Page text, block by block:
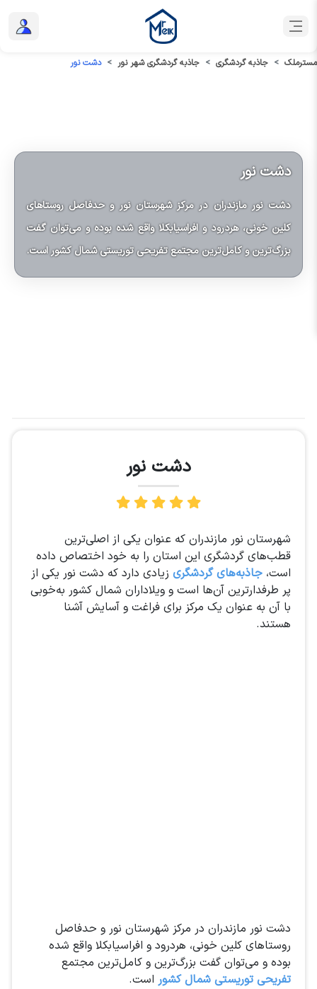
مسترملک جاذبه گردشگری جاذبه گردشگری شهر نور دشت نور
دشت نور
دشت نور مازندران در مرکز شهرستان نور و حدفاصل روستاهای
کلین خونی، هردرود و افراسیابکلا واقع شده بوده و می‌توان گفت
بزرگ‌ترین و کامل‌ترین مجتمع تفریحی توریستی شمال کشور است.
دشت نور
شهرستان نور مازندران که عنوان یکی از اصلی‌ترین
قطب‌های گردشگری این استان را به خود اختصاص داده
است، جاذبه‌های گردشگری زیادی دارد که دشت نور یکی از
پر طرفدارترین آن‌ها است و ویلاداران شمال کشور به‌خوبی
با آن به عنوان یک مرکز برای فراغت و آسایش آشنا
هستند.
دشت نور مازندران در مرکز شهرستان نور و حدفاصل
روستاهای کلین خونی، هردرود و افراسیابکلا واقع شده
بوده و می‌توان گفت بزرگ‌ترین و کامل‌ترین مجتمع
تفریحی توریستی شمال کشور است.